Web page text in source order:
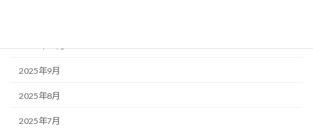
2025年9月
2025年8月
2025年7月